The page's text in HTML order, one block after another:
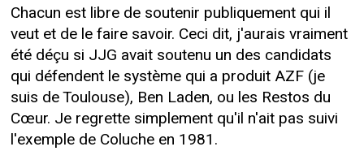
Chacun est libre de soutenir publiquement qui il
veut et de le faire savoir. Ceci dit, j'aurais vraiment
été déçu si JJG avait soutenu un des candidats
qui défendent le système qui a produit AZF (je
suis de Toulouse), Ben Laden, ou les Restos du
Cœur. Je regrette simplement qu'il n'ait pas suivi
l'exemple de Coluche en 1981.